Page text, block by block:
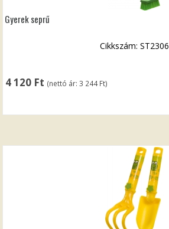
Gyerek seprű
4 120 Ft (nettó ár:3 244Ft)
Cikkszám: ST2306